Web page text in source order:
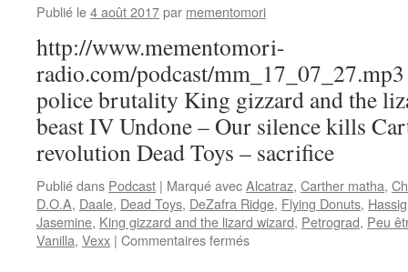
Publié le4 août 2017par mementomori
http://www.mementomori-
radio.com/podcast/
police brutality King gizzard and the
beast IV Undone – Our silence kills
revolution Dead Toys – sacrifice
Publié dans Podcast | Marqué avecAlcatraz, Carther matha,
D.O.A, Daale, Dead Toys, DeZafra Ridge, Flying Donuts, Hassig
Jasemine, King gizzard and the lizard wizard, Petrograd, Peu
Vanilla, Vexx | Commentaires ferméssur